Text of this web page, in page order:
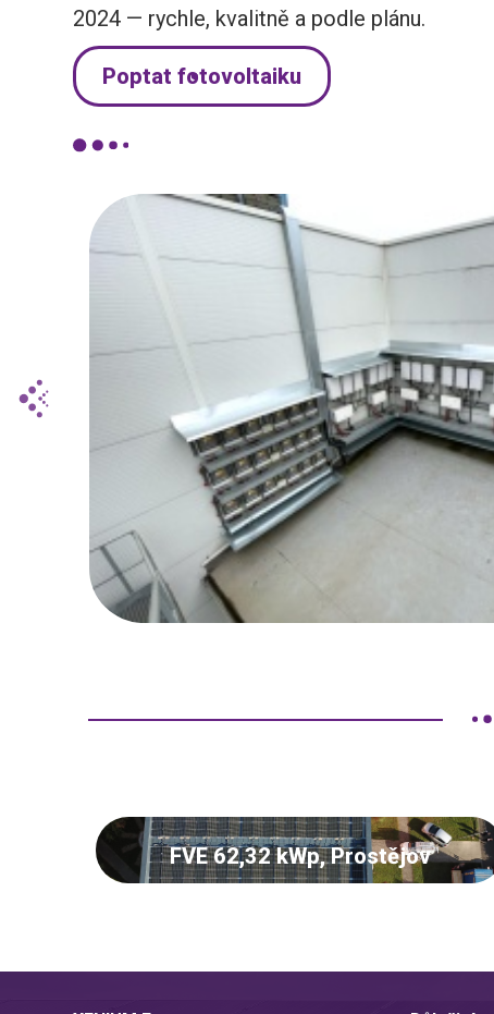
2024 — rychle, kvalitně a podle plánu.
Poptat fotovoltaiku
FVE 62,32 kWp, Prostějov